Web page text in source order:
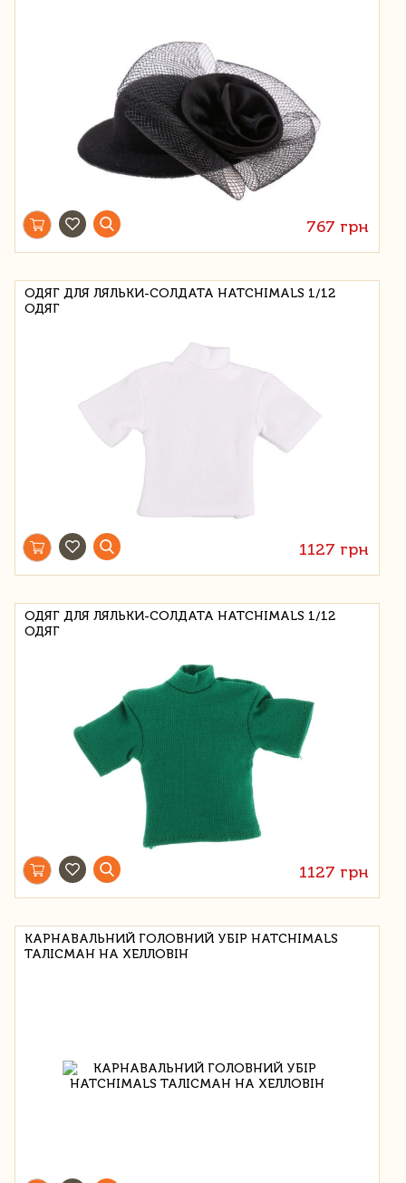
767 грн
ОДЯГ ДЛЯ ЛЯЛЬКИ-СОЛДАТА HATCHIMALS 1/12
ОДЯГ
1127 грн
ОДЯГ ДЛЯ ЛЯЛЬКИ-СОЛДАТА HATCHIMALS 1/12
ОДЯГ
1127 грн
КАРНАВАЛЬНИЙ ГОЛОВНИЙ УБІР HATCHIMALS
ТАЛІСМАН НА ХЕЛЛОВІН